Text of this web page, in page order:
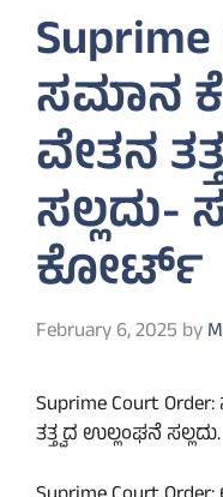
ಸಮಾನ
ವೇತನ
ಸಲ್ಲದು-
ಕೋರ್ಟ್
February 6, 2025 by
Suprime Court
ತತ್ತ್ವದ ಉಲ್ಲಂಘನೆ ಸಲ್ಲದು.